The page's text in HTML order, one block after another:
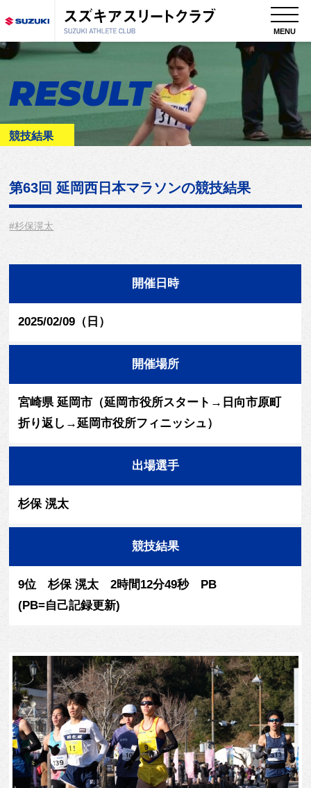
MENU
RESULT
競技結果
第63回 延岡西日本マラソンの競技結果
#杉保滉太
開催日時
2025/02/09（日）
開催場所
宮崎県 延岡市（延岡市役所スタート→日向市原町
折り返し→延岡市役所フィニッシュ）
出場選手
杉保 滉太
競技結果
9位 杉保 滉太 2時間12分49秒 PB
(PB=自己記録更新)